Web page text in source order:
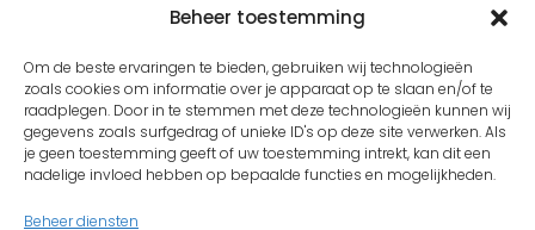
Beheer toestemming
Om de beste ervaringen te bieden, gebruiken wij technologieën
zoals cookies om informatie over je apparaat op te slaan en/of te
raadplegen. Door in te stemmen met deze technologieën kunnen wij
gegevens zoals surfgedrag of unieke ID's op deze site verwerken. Als
je geen toestemming geeft of uw toestemming intrekt, kan dit een
nadelige invloed hebben op bepaalde functies en mogelijkheden.
Beheer diensten
RK H. Benedictus
Adres
pastoorlith@icloud.com